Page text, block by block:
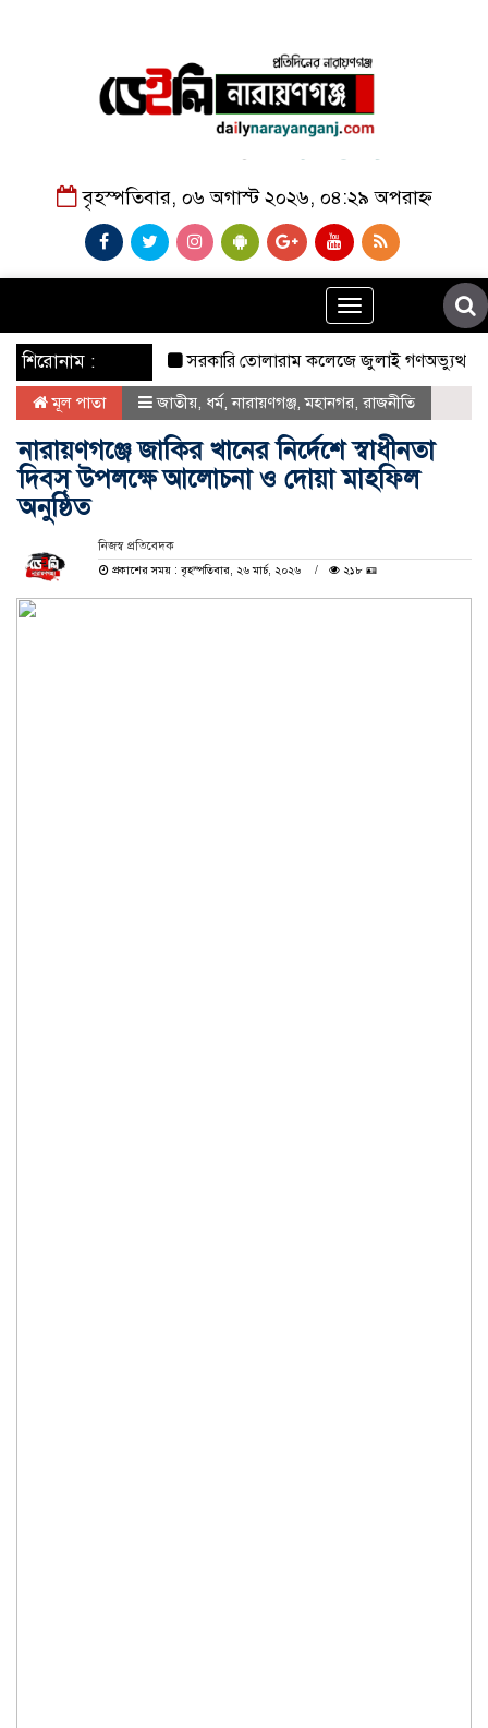
বৃহস্পতিবার, ০৬ অগাস্ট ২০২৬, ০৪:২৯ অপরাহ্ন
Toggle
navigation
শিরোনাম : সরকারি তোলারাম কলেজে জুলাই গণঅভ্যুত্থানের
মূল পাতা জাতীয়, ধর্ম,নারায়ণগঞ্জ,মহানগর, রাজনীতি
নারায়ণগঞ্জে জাকির খানের নির্দেশে স্বাধীনতা
দিবস উপলক্ষে আলোচনা ও দোয়া মাহফিল
অনুষ্ঠিত
নিজস্ব প্রতিবেদক
প্রকাশের সময় : বৃহস্পতিবার, ২৬ মার্চ, ২০২৬
২১৮ 🪪